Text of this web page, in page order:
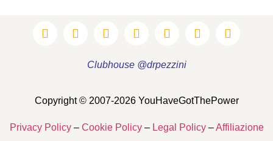
Clubhouse @drpezzini
Copyright © 2007-2026 YouHaveGotThePower
Privacy Policy– Cookie Policy– Legal Policy–Affiliazione